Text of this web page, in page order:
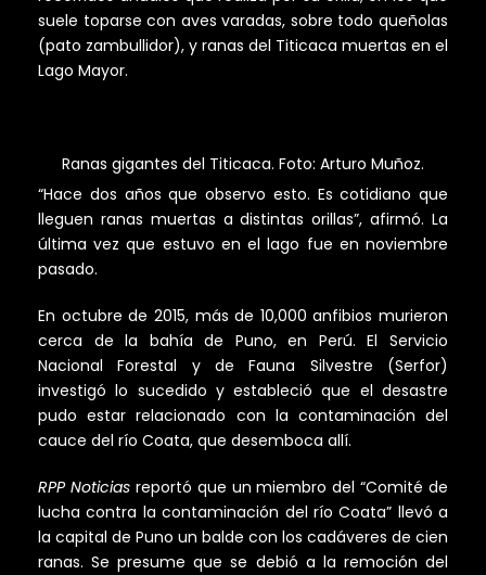
suele toparse con aves varadas, sobre todo queñolas
(pato zambullidor), y ranas del Titicaca muertas en el
Lago Mayor.
Ranas gigantes del Titicaca. Foto: Arturo Muñoz.
“Hace dos años que observo esto. Es cotidiano que
lleguen ranas muertas a distintas orillas”, afirmó. La
última vez que estuvo en el lago fue en noviembre
pasado.
En octubre de 2015, más de 10,000 anfibios murieron
cerca de la bahía de Puno, en Perú. El Servicio
Nacional Forestal y de Fauna Silvestre (Serfor)
investigó lo sucedido y estableció que el desastre
pudo estar relacionado con la contaminación del
cauce del río Coata, que desemboca allí.
RPP Noticiasreportó que un miembro del “Comité de
lucha contra la contaminación del río Coata” llevó a
la capital de Puno un balde con los cadáveres de cien
ranas. Se presume que se debió a la remoción del